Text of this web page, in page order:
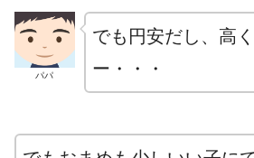
パパ
でも円安だし、高
ー・・・